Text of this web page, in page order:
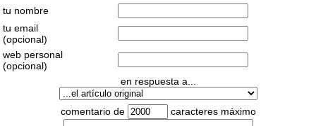
tu nombre
tu email
(opcional)
web personal
(opcional)
en respuesta a...
comentario de caracteres máximo